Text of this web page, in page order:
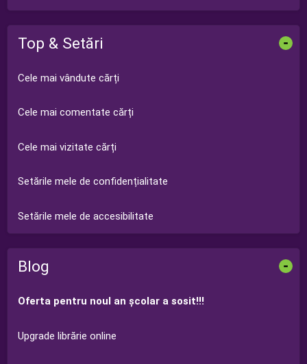
Top & Setări -
Cele mai vândute cărți
Cele mai comentate cărți
Cele mai vizitate cărți
Setările mele de confidențialitate
Setările mele de accesibilitate
Blog -
Oferta pentru noul an şcolar a sosit!!!
Upgrade librărie online